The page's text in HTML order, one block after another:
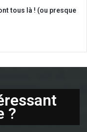
tous là ! (ou presque
?